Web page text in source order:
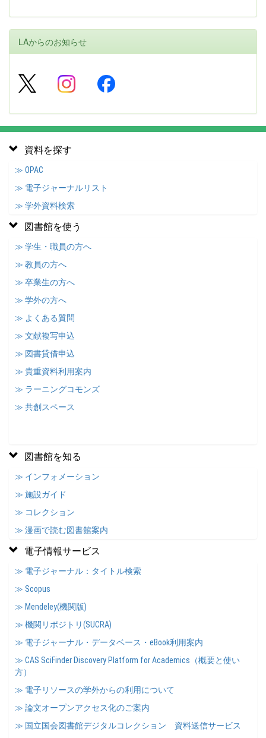
LAからのお知らせ
資料を探す
≫ OPAC
≫ 電子ジャーナルリスト
≫ 学外資料検索
図書館を使う
≫ 学生・職員の方へ
≫ 教員の方へ
≫ 卒業生の方へ
≫ 学外の方へ
≫ よくある質問
≫ 文献複写申込
≫ 図書貸借申込
≫ 貴重資料利用案内
≫ ラーニングコモンズ
≫ 共創スペース
図書館を知る
≫ インフォメーション
≫ 施設ガイド
≫ コレクション
≫ 漫画で読む図書館案内
電子情報サービス
≫ 電子ジャーナル：タイトル検索
≫ Scopus
≫ Mendeley(機関版)
≫ 機関リポジトリ(SUCRA)
≫ 電子ジャーナル・データベース・eBook利用案内
≫ CAS SciFinder Discovery Platform for Academics（概要と使い
方）
≫ 電子リソースの学外からの利用について
≫ 論文オープンアクセス化のご案内
≫ 国立国会図書館デジタルコレクション 資料送信サービス